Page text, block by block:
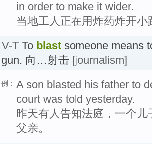
in order to make it wider.
当地工人正在用炸药炸开
V-T To blast someone means
gun. 向…射击 [journalism]
例： A son blasted his father to
court was told yesterday.
昨天有人告知法庭，一个
父亲。